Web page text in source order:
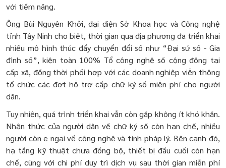
với tiềm năng.
Ông Bùi Nguyên Khởi, đại diện Sở Khoa học và Công nghệ
tỉnh Tây Ninh cho biết, thời gian qua địa phương đã triển khai
nhiều mô hình thúc đẩy chuyển đổi số như “Đại sứ số - Gia
đình số”, kiện toàn 100% Tổ công nghệ số cộng đồng tại
cấp xã, đồng thời phối hợp với các doanh nghiệp viễn thông
tổ chức các đợt hỗ trợ cấp chữ ký số miễn phí cho người
dân.
Tuy nhiên, quá trình triển khai vẫn còn gặp không ít khó khăn.
Nhận thức của người dân về chữ ký số còn hạn chế, nhiều
người còn e ngại về công nghệ và tính pháp lý. Bên cạnh đó,
hạ tầng kỹ thuật chưa đồng bộ, thiết bị đầu cuối còn hạn
chế, cùng với chi phí duy trì dịch vụ sau thời gian miễn phí